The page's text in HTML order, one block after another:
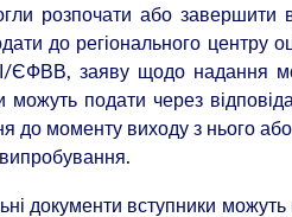
розпочати або завершити
до регіонального центру
ЄФВВ, заяву щодо надання
можуть подати через
до моменту виходу з нього
документи вступники